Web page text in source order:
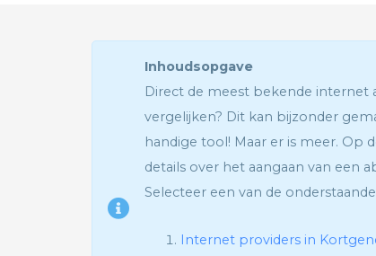
Inhoudsopgave
Direct de meest bekende
vergelijken? Dit kan bijzonder
handige tool! Maar er is meer. Op
details over het aangaan van een
Selecteer een van de
Internet providers in